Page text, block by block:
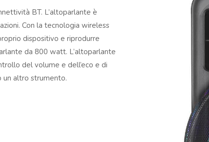
BT. L’altoparlante è
Con la tecnologia wireless
dispositivo e riprodurre
da 800 watt. L’altoparlante
del volume e dell’eco e di
un altro strumento.